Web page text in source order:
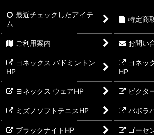
最近チェックしたアイテ
ム
特定商
ご利用案内 お問い
ヨネックス バドミントン
HP
ヨネッ
HP
ヨネックス ウェアHP ビクタ
ミズノソフトテニスHP バボラ
ブラックナイトHP ゴーセ